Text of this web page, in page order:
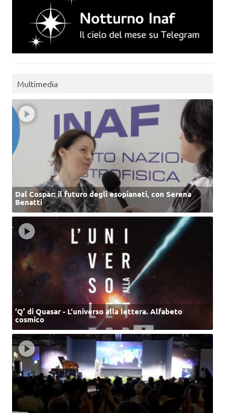
Multimedia
Dal Cospar: il futuro degli esopianeti, con Serena
Benatti
‘Q’ di Quasar - L'universo alla lettera. Alfabeto
cosmico